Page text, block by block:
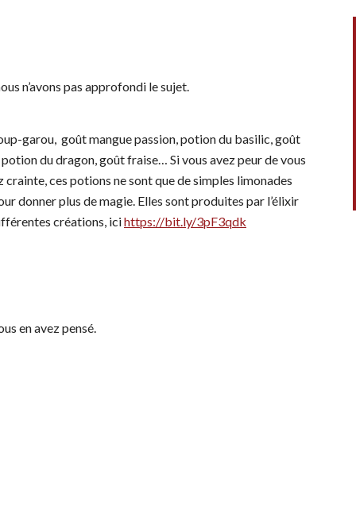
n’avons pas approfondi le sujet.
garou, goût mangue passion, potion du basilic, goût
du dragon, goût fraise… Si vous avez peur de vous
ces potions ne sont que de simples limonades
donner plus de magie. Elles sont produites par l’élixir
créations, icihttps://bit.ly/3pF3qdk
en avez pensé.